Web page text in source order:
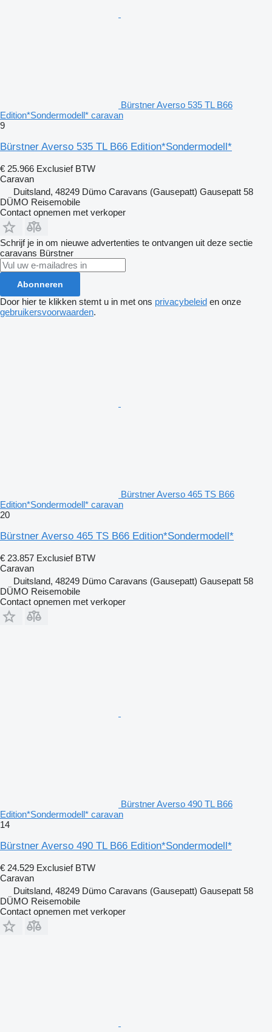
Bürstner Averso 535 TL B66
Edition*Sondermodell* caravan
9
Bürstner Averso 535 TL B66 Edition*Sondermodell*
€ 25.966 Exclusief BTW
Caravan
Duitsland, 48249 Dümo Caravans (Gausepatt) Gausepatt 58
DÜMO Reisemobile
Contact opnemen met verkoper
Schrijf je in om nieuwe advertenties te ontvangen uit deze sectie
caravans Bürstner
Abonneren
Door hier te klikken stemt u in met ons privacybeleid en onze
gebruikersvoorwaarden.
Bürstner Averso 465 TS B66
Edition*Sondermodell* caravan
20
Bürstner Averso 465 TS B66 Edition*Sondermodell*
€ 23.857 Exclusief BTW
Caravan
Duitsland, 48249 Dümo Caravans (Gausepatt) Gausepatt 58
DÜMO Reisemobile
Contact opnemen met verkoper
Bürstner Averso 490 TL B66
Edition*Sondermodell* caravan
14
Bürstner Averso 490 TL B66 Edition*Sondermodell*
€ 24.529 Exclusief BTW
Caravan
Duitsland, 48249 Dümo Caravans (Gausepatt) Gausepatt 58
DÜMO Reisemobile
Contact opnemen met verkoper